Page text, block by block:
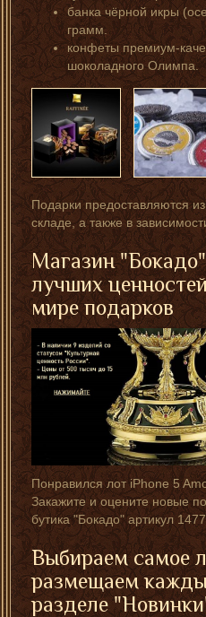
банка чёрной икры
грамм.
конфеты премиум-
шоколадного Олимпа.
Подарки предоставляются
складе, а также в
Магазин
лучших
мире подарков
Понравился лот iPhone 5
Закажите и оцените новые
бутика "Бокадо" артикул
Выбираем самое
размещаем
разделе